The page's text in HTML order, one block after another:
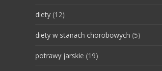
diety (12)
diety w stanach chorobowych (5)
potrawy jarskie (19)